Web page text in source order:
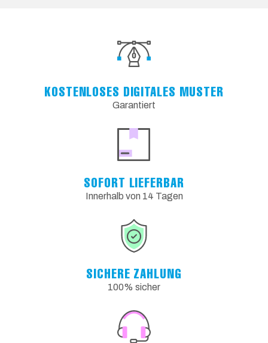
KOSTENLOSES DIGITALES MUSTER
Garantiert
SOFORT LIEFERBAR
Innerhalb von 14 Tagen
SICHERE ZAHLUNG
100% sicher